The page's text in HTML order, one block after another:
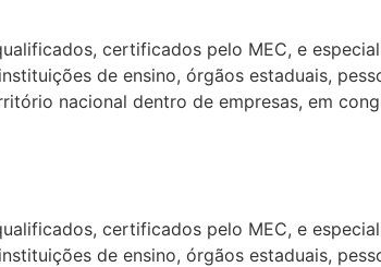
certificados pelo MEC, e
de ensino, órgãos estaduais,
nacional dentro de empresas, em
certificados pelo MEC, e
de ensino, órgãos estaduais,